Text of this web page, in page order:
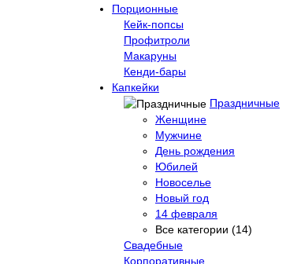
Порционные
Кейк-попсы
Профитроли
Макаруны
Кенди-бары
Капкейки
Праздничные
Женщине
Мужчине
День рождения
Юбилей
Новоселье
Новый год
14 февраля
Все категории (14)
Свадебные
Корпоративные